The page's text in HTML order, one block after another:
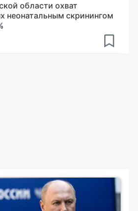
области охват
неонатальным скринингом